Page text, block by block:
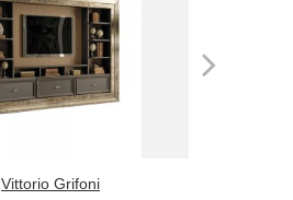
Vittorio Grifoni